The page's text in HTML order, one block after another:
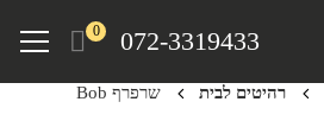
072-3319433
0
Menu
רהיטים לבית שרפרף Bob